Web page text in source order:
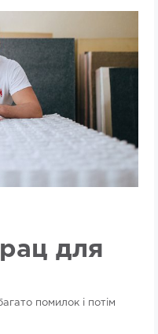
для
помилок і потім